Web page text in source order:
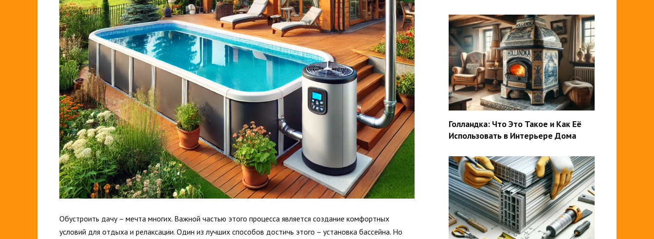
Обустроить дачу – мечта многих. Важной частью этого процесса является создание комфортных
условий для отдыха и релаксации. Один из лучших способов достичь этого – установка бассейна. Но
Голландка: Что Это Такое и Как Её
Использовать в Интерьере Дома